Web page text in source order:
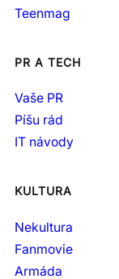
Teenmag
PR A TECH
Vaše PR
Píšu rád
IT návody
KULTURA
Nekultura
Fanmovie
Armáda